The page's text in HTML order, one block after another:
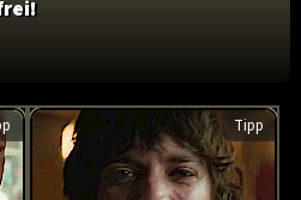
Tipp